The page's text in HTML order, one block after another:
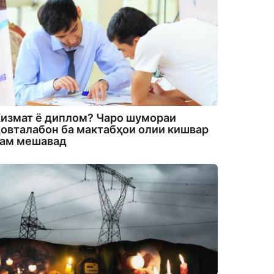
ё диплом? Чаро шумораи
ба мактабҳои олии кишвар
мешавад